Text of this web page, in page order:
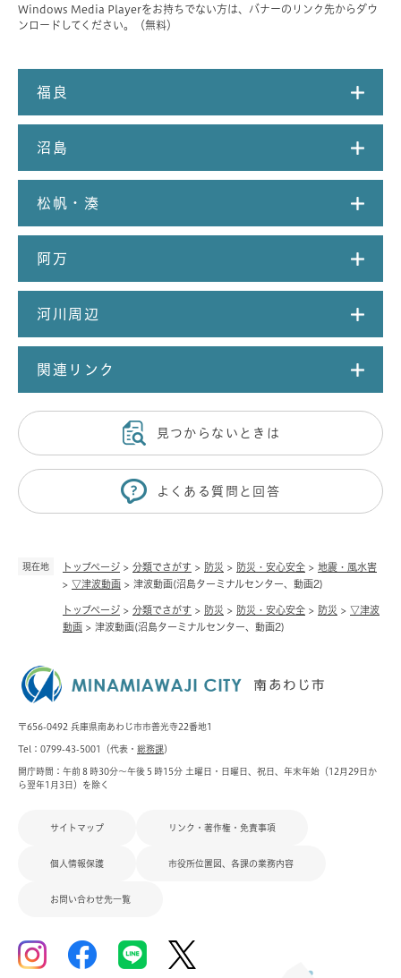
現在地 トップページ > 分類でさがす > 防災 > 防災・安心安全 > 地震・風水害
> ▽津波動画 > 津波動画(沼島ターミナルセンター、動画2)
トップページ > 分類でさがす > 防災 > 防災・安心安全 > 防災 > ▽津波
動画 > 津波動画(沼島ターミナルセンター、動画2)
Windows Media Playerをお持ちでない方は、バナーのリンク先からダウ
ンロードしてください。（無料）
福良
沼島
松帆・湊
阿万
河川周辺
関連リンク
見つからないときは
よくある質問と回答
〒656-0492 兵庫県南あわじ市市善光寺22番地1
Tel：0799-43-5001（代表・ 総務課）
開庁時間：午前８時30分～午後５時15分 土曜日・日曜日、祝日、年末年始（12月29日か
ら翌年1月3日）を除く
サイトマップ リンク・著作権・免責事項
個人情報保護 市役所位置図、各課の業務内容
お問い合わせ先一覧